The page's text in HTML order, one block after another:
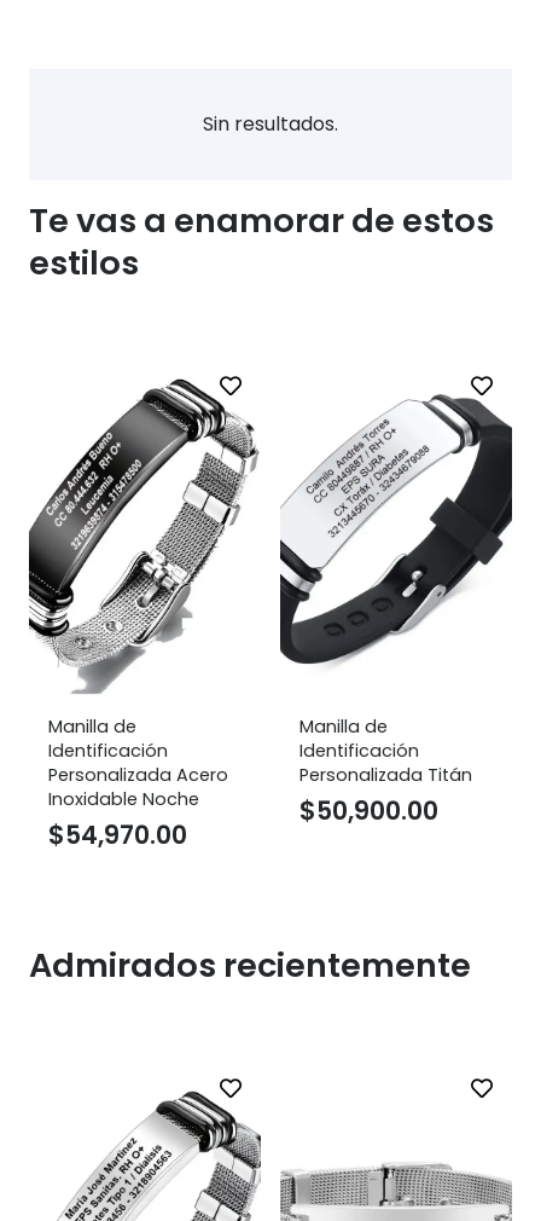
Sin resultados.
Te vas a enamorar de estos
estilos
Manilla de
Identificación
Personalizada Titán
$50,900.00
Manilla De
Identificación
Personalizada Sonnet
$42,900.00
Admirados recientemente